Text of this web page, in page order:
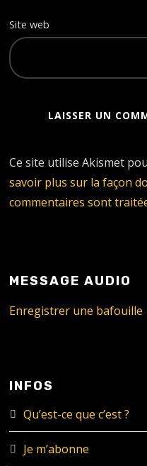
Site web
Ce site utilise Akismet
savoir plus sur la façon
commentaires sont
MESSAGE AUDIO
Enregistrer une bafouille
INFOS
Qu’est-ce que c’est ?
Je m’abonne